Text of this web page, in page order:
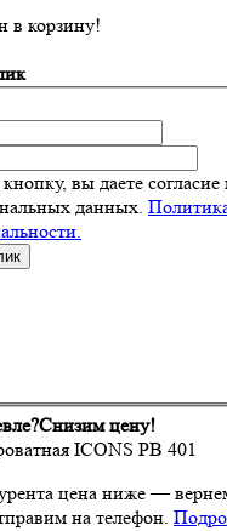
в корзину!
вы даете согласие
данных.
Снизим цену!
ICONS РВ 401
цена ниже —
Промокод отправим на телефон.